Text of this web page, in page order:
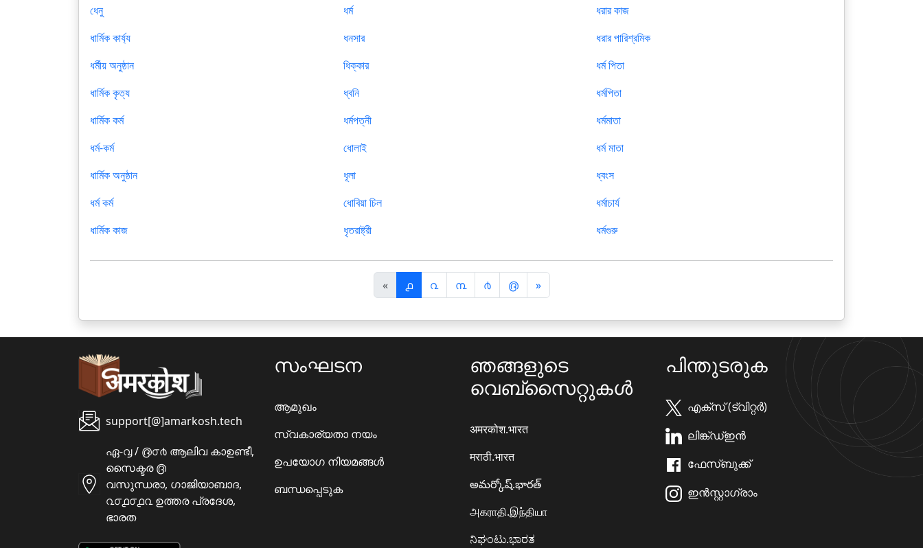
ধেনু
ধার্মিক কার্য্য
ধর্মীয় অনুষ্ঠান
ধার্মিক কৃত্য
ধার্মিক কর্ম
ধর্ম-কর্ম
ধার্মিক অনুষ্ঠান
ধর্ম কর্ম
ধার্মিক কাজ
ধর্ম
ধনসার
ধিক্কার
ধ্বনি
ধর্মপত্নী
ধোলাই
ধূলা
ধোবিয়া চিল
ধৃতরাষ্ট্রী
ধরার কাজ
ধরার পারিশ্রমিক
ধর্ম পিতা
ধর্মপিতা
ধর্মমাতা
ধর্ম মাতা
ধ্বংস
ধর্মাচার্য
ধর্মগুরু
«पि
छ
ला
൧ ൨ ൩ ൪ ൫ »अ
ग
ला
support[@]amarkosh.tech
ഏ-൮ / ൫൦൪ ആലിവ കാഉണ്ടീ,
സൈക്ടര ൫
വസുന്ധരാ, ഗാജിയാബാദ,
൨൦൧൦൧൨ ഉത്തര പ്രദേശ,
ഭാരത
സംഘടന
ആമുഖം
സ്വകാര്യതാ നയം
ഉപയോഗ നിയമങ്ങൾ
ബന്ധപ്പെടുക
ഞങ്ങളുടെ
വെബ്സൈറ്റുകൾ
अमरकोश.भारत
मराठी.भारत
అమర్కోష్.భారత్
அகராதி.இந்தியா
ನಿಘಂಟು.ಭಾರತ
പിന്തുടരുക
എക്സ് (ട്വിറ്റർ)
ലിങ്ക്ഡ്ഇൻ
ഫേസ്ബുക്ക്
ഇൻസ്റ്റാഗ്രാം